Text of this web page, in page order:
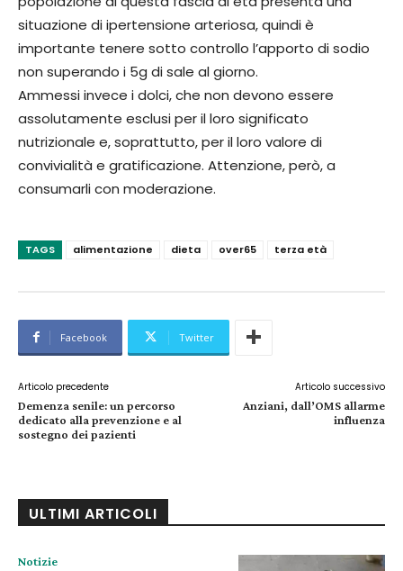
situazione di ipertensione arteriosa, quindi è
importante tenere sotto controllo l’apporto di sodio
non superando i 5g di sale al giorno.
Ammessi invece i dolci, che non devono essere
assolutamente esclusi per il loro significato
nutrizionale e, soprattutto, per il loro valore di
convivialità e gratificazione. Attenzione, però, a
consumarli con moderazione.
TAGS alimentazione dieta over65 terza età
Facebook Twitter
Articolo precedente
Demenza senile: un percorso
dedicato alla prevenzione e al
sostegno dei pazienti
Articolo successivo
Anziani, dall’OMS allarme
influenza
ULTIMI ARTICOLI
Notizie